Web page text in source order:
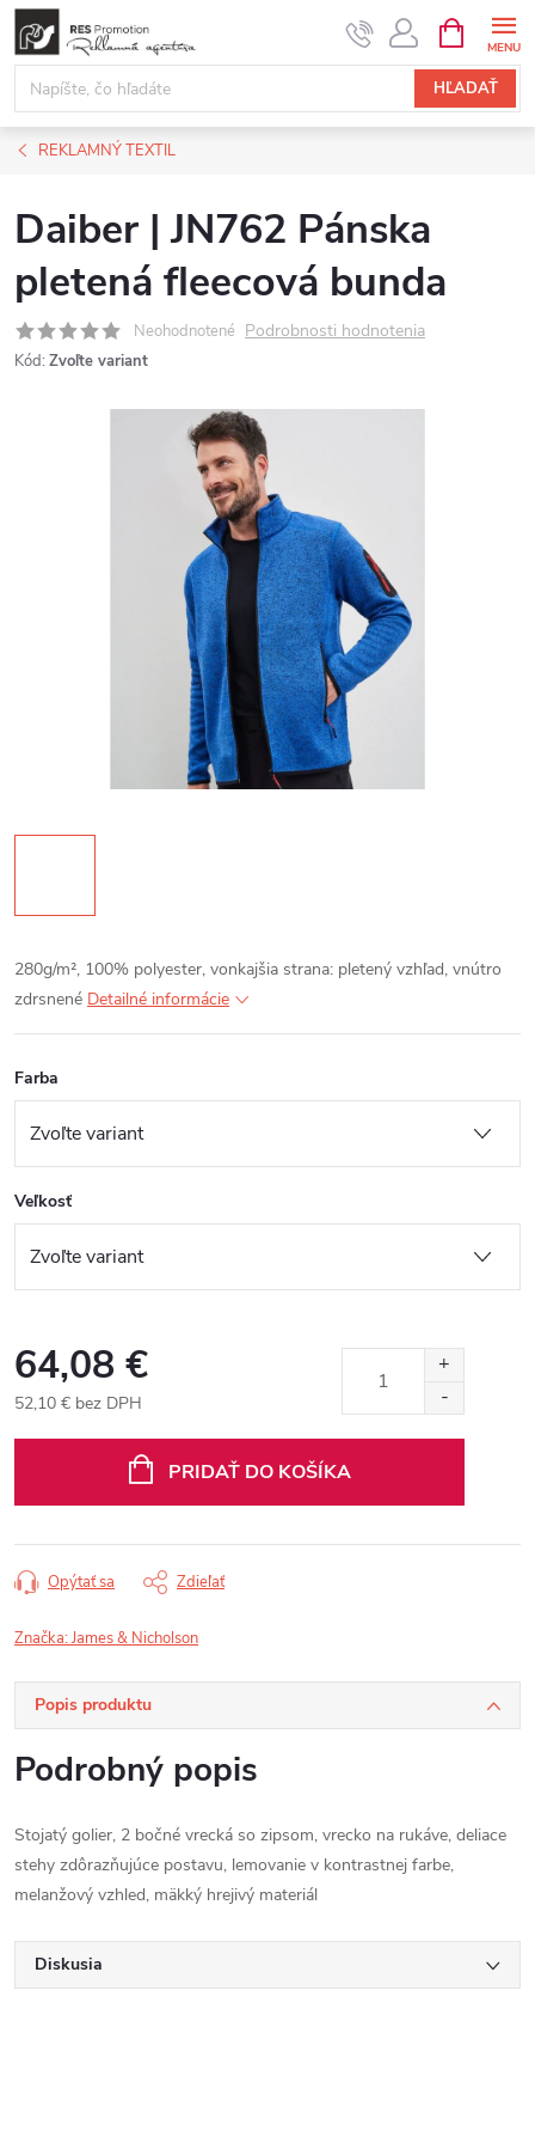
Prejsť
obsah
HĽADAŤ
KOŠÍK
REKLAMNÝ TEXTIL
Daiber | JN762 Pánska
pletená fleecová bunda
Neohodnotené Podrobnosti hodnotenia
Kód: Zvoľte variant
280g/m², 100% polyester, vonkajšia strana: pletený vzhľad, vnútro
zdrsnené Detailné informácie
Farba
Veľkosť
64,08 €
52,10 € bez DPH
PRIDAŤ DO KOŠÍKA
Opýtať sa Zdieľať
Značka:James & Nicholson
Popis produktu
Podrobný popis
Stojatý golier, 2 bočné vrecká so zipsom, vrecko na rukáve, deliace
stehy zdôrazňujúce postavu, lemovanie v kontrastnej farbe,
melanžový vzhled, mäkký hrejivý materiál
Diskusia